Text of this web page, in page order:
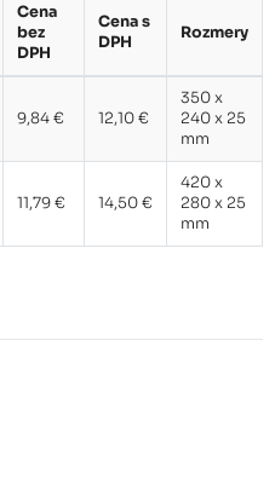
Cena
bez
DPH
Cena s
DPH
Rozmery
9,84 € 12,10 €
350 x
240 x 25
mm
11,79 € 14,50 €
420 x
280 x 25
mm